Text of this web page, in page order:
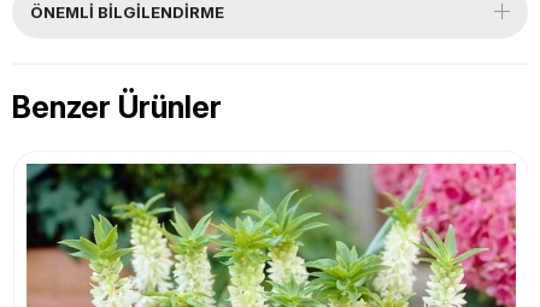
ÖNEMLI BILGILENDIRME
Benzer Ürünler